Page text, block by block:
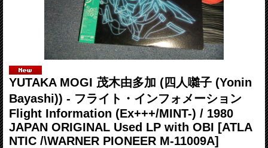
YUTAKA MOGI 茂木由多加 (四人囃子 (Yonin
Bayashi)) - フライト・インフォメーション
Flight Information (Ex+++/MINT-) / 1980
JAPAN ORIGINAL Used LP with OBI [ATLA
NTIC /\WARNER PIONEER M-11009A]